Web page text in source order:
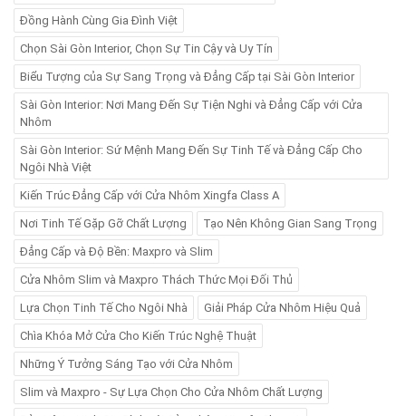
Đồng Hành Cùng Gia Đình Việt
Chọn Sài Gòn Interior, Chọn Sự Tin Cậy và Uy Tín
Biểu Tượng của Sự Sang Trọng và Đẳng Cấp tại Sài Gòn Interior
Sài Gòn Interior: Nơi Mang Đến Sự Tiện Nghi và Đẳng Cấp với Cửa
Nhôm
Sài Gòn Interior: Sứ Mệnh Mang Đến Sự Tinh Tế và Đẳng Cấp Cho
Ngôi Nhà Việt
Kiến Trúc Đẳng Cấp với Cửa Nhôm Xingfa Class A
Nơi Tinh Tế Gặp Gỡ Chất Lượng Tạo Nên Không Gian Sang Trọng
Đẳng Cấp và Độ Bền: Maxpro và Slim
Cửa Nhôm Slim và Maxpro Thách Thức Mọi Đối Thủ
Lựa Chọn Tinh Tế Cho Ngôi Nhà Giải Pháp Cửa Nhôm Hiệu Quả
Chìa Khóa Mở Cửa Cho Kiến Trúc Nghệ Thuật
Những Ý Tưởng Sáng Tạo với Cửa Nhôm
Slim và Maxpro - Sự Lựa Chọn Cho Cửa Nhôm Chất Lượng